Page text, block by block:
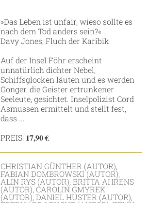
»Das Leben ist unfair, wieso sollte es
nach dem Tod anders sein?«
Davy Jones; Fluch der Karibik
Auf der Insel Föhr erscheint
unnatürlich dichter Nebel,
Schiffsglocken läuten und es werden
Gonger, die Geister ertrunkener
Seeleute, gesichtet. Inselpolizist Cord
Asmussen ermittelt und stellt fest,
dass ...
PREIS: 17,90 €
CHRISTIAN GÜNTHER (AUTOR),
FABIAN DOMBROWSKI (AUTOR),
ALIN RYS (AUTOR), BRITTA AHRENS
(AUTOR), CAROLIN GMYREK
(AUTOR), DANIEL HUSTER (AUTOR),